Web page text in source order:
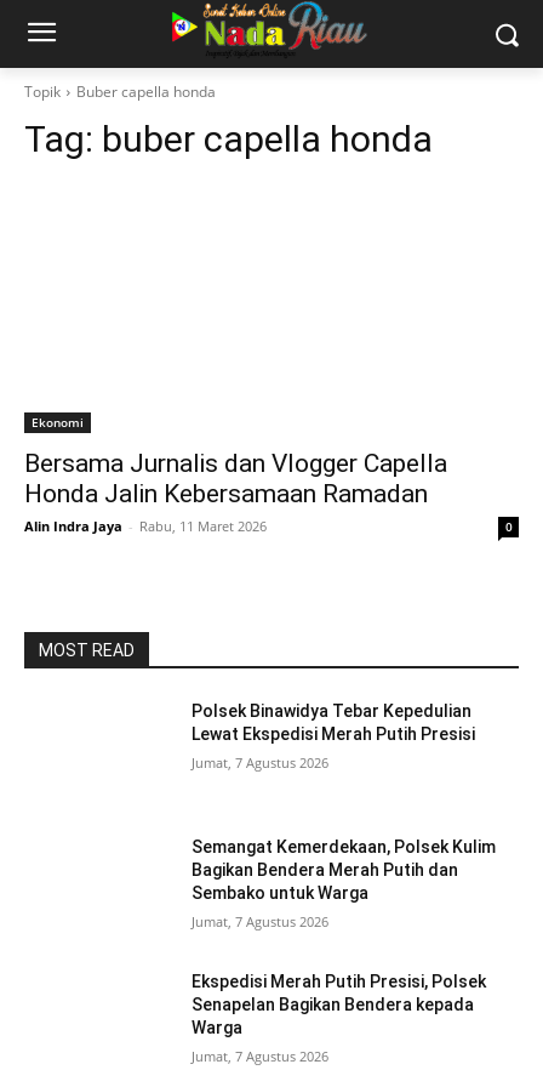
Topik Buber capella honda
Tag: buber capella honda
Ekonomi
Bersama Jurnalis dan Vlogger Capella
Honda Jalin Kebersamaan Ramadan
Alin Indra Jaya - Rabu, 11 Maret 2026 0
MOST READ
Polsek Binawidya Tebar Kepedulian
Lewat Ekspedisi Merah Putih Presisi
Jumat, 7 Agustus 2026
Semangat Kemerdekaan, Polsek Kulim
Bagikan Bendera Merah Putih dan
Sembako untuk Warga
Jumat, 7 Agustus 2026
Ekspedisi Merah Putih Presisi, Polsek
Senapelan Bagikan Bendera kepada
Warga
Jumat, 7 Agustus 2026